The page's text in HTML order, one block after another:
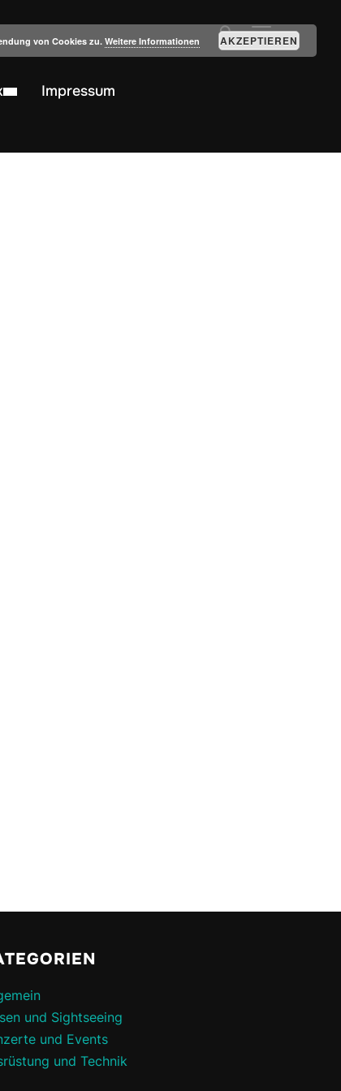
Impressum
und Sightseeing
und Events
und Technik
von Cookies zu.Weitere Informationen AKZEPTIEREN